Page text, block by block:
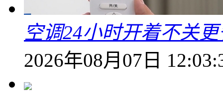
空调24小时开着不关
2026年08月07日